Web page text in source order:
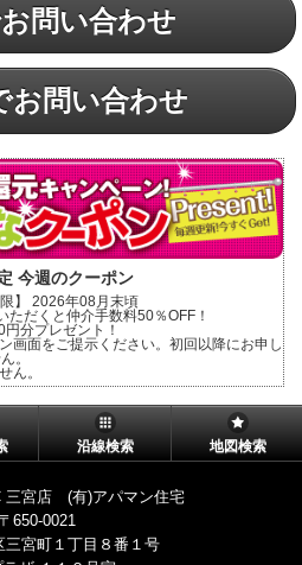
問い合わせ
お問い合わせ
今週のクーポン
】 2026年08月末頃
だくと仲介手数料50％OFF！
分プレゼント！
画面をご提示ください。初回以降にお申し
。
ん。
沿線検索 地図検索
三宮店 (有)アパマン住宅
650-0021
三宮町１丁目８番１号